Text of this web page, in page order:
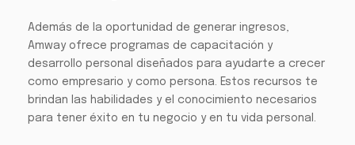
Además de la oportunidad de generar ingresos,
Amway ofrece programas de capacitación y
desarrollo personal diseñados para ayudarte a crecer
como empresario y como persona. Estos recursos te
brindan las habilidades y el conocimiento necesarios
para tener éxito en tu negocio y en tu vida personal.